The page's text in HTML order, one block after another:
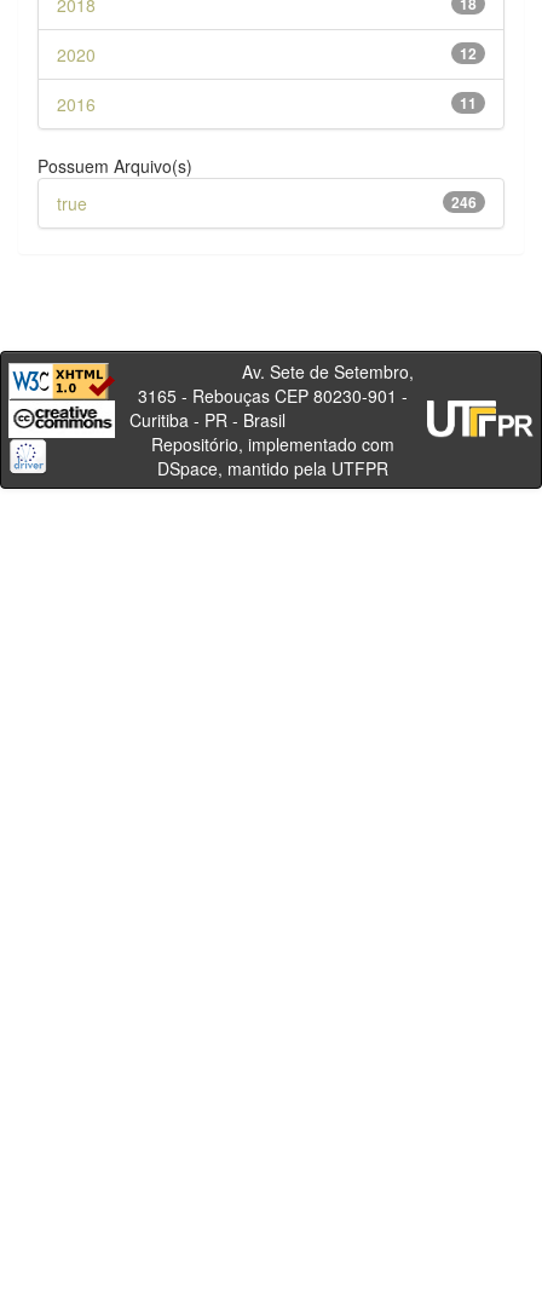
12
2020
11
2016
Possuem Arquivo(s)
246
true
Av. Sete de Setembro,
3165 - Rebouças CEP 80230-901 -
Curitiba - PR - Brasil
Repositório, implementado com
DSpace, mantido pela UTFPR